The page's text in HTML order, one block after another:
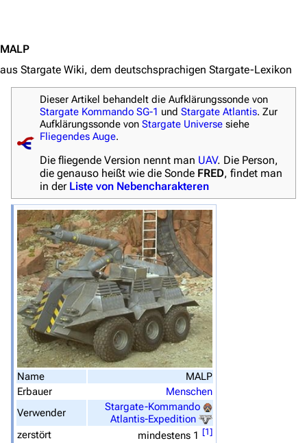
3638 2133 346.354
Navigation
Hauptseite
Von A bis Z
Zufälliger Artikel
Spezialseiten
Datei hochladen
Filme und Serien
Überblick
Stargate SG-1
Stargate Universe
Stargate Origins
MALP
aus Stargate Wiki, dem deutschsprachigen Stargate-Lexikon
Dieser Artikel behandelt die Aufklärungssonde von
Stargate Kommando SG-1 und Stargate Atlantis. Zur
Aufklärungssonde von Stargate Universe siehe
Fliegendes Auge.
Die fliegende Version nennt man UAV. Die Person,
die genauso heißt wie die Sonde FRED, findet man
in der Liste von Nebencharakteren
Name
MALP
Erbauer
Menschen
Verwender
Stargate-Kommando
Atlantis-Expedition
zerstört
mindestens 1 [1]